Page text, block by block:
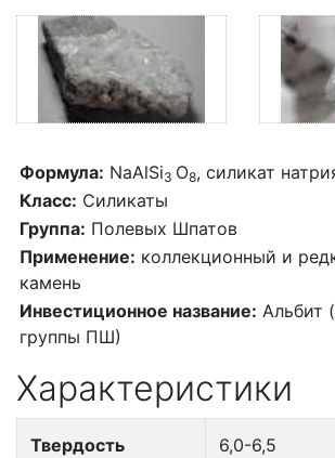
Формула: NaAlSi3 O8, силикат
Класс: Силикаты
Группа: Полевых Шпатов
Применение: коллекционный и
камень
Инвестиционное название: Альбит
группы ПШ)
Характеристики
Твердость
6,0-6,5